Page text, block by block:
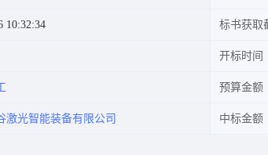
10:32:34 标书获取
开标时间
预算金额
激光智能装备有限公司 中标金额